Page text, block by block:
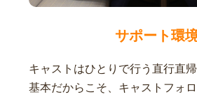
サポート環
キャストはひとりで行う直行直
基本だからこそ、キャストフォ